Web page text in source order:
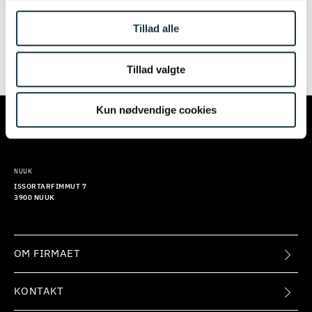
Tillad alle
Tillad valgte
Kun nødvendige cookies
igen senere. Vi beklager ulejligheden.
TILMELD
1560 KØBENHAVN V
EUROPAPLADS 8
8000 AARHUS C
NUUK
ISSORTARFIMMUT 7
3900 NUUK
OM FIRMAET
KONTAKT